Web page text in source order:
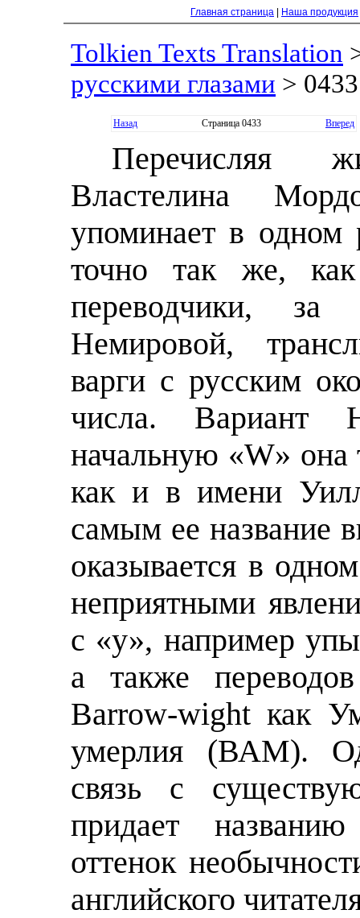
Главная страница Наша продукция
Tolkien Texts Translation
русскими глазами > 0433
Назад Страница 0433 Вперед
Перечисляя
Властелина
упоминает в одном
точно так же,
переводчики,
Немировой,
варги с русским
числа. Вариант
начальную «W» она
как и в имени
самым ее название
оказывается в
неприятными
с «у», например
а также
Barrow-wight как
умерлия (ВАМ).
связь с
придает
оттенок
английского